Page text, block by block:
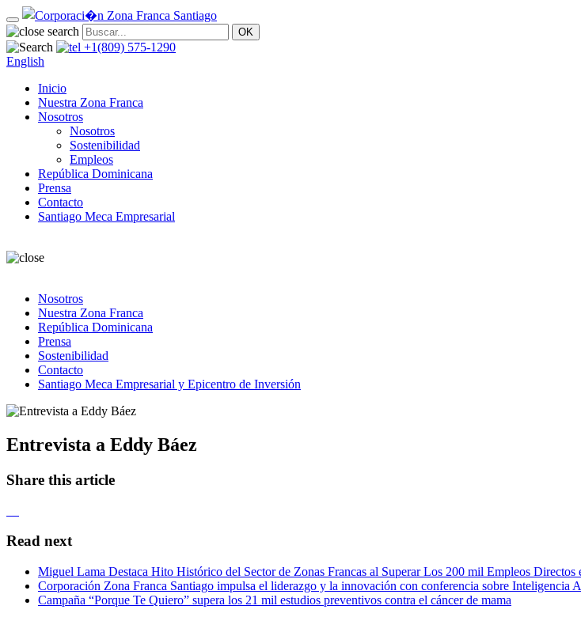
+1(809) 575-1290
English
Inicio
Nuestra Zona Franca
Nosotros
Nosotros
Sostenibilidad
Empleos
República Dominicana
Prensa
Contacto
Santiago Meca Empresarial
Nosotros
Nuestra Zona Franca
República Dominicana
Prensa
Sostenibilidad
Contacto
Santiago Meca Empresarial y Epicentro de Inversión
Entrevista a Eddy Báez
Share this article
Read next
Miguel Lama Destaca Hito Histórico del Sector de Zonas Francas al Superar Los 200 mil Empleos Directos
Corporación Zona Franca Santiago impulsa el liderazgo y la innovación con conferencia sobre Inteligencia
Campaña “Porque Te Quiero” supera los 21 mil estudios preventivos contra el cáncer de mama